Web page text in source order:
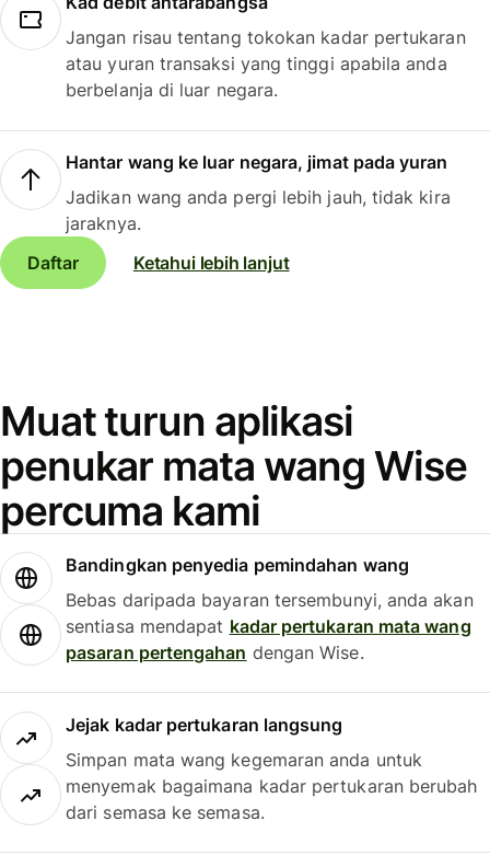
Jangan risau tentang tokokan kadar pertukaran
atau yuran transaksi yang tinggi apabila anda
berbelanja di luar negara.
Hantar wang ke luar negara, jimat pada yuran
Jadikan wang anda pergi lebih jauh, tidak kira
jaraknya.
Daftar
Ketahui lebih lanjut
Muat turun aplikasi
penukar mata wang Wise
percuma kami
Bandingkan penyedia pemindahan wang
Bebas daripada bayaran tersembunyi, anda akan
sentiasa mendapat kadar pertukaran mata wang
pasaran pertengahan dengan Wise.
Jejak kadar pertukaran langsung
Simpan mata wang kegemaran anda untuk
menyemak bagaimana kadar pertukaran berubah
dari semasa ke semasa.